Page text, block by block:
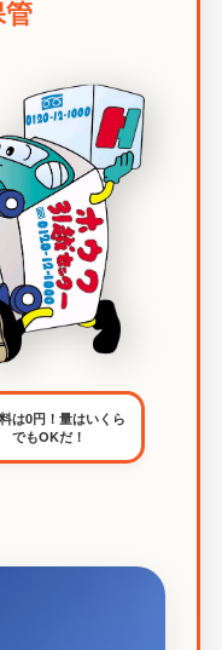
は0円！量はいくら
でもOKだ！